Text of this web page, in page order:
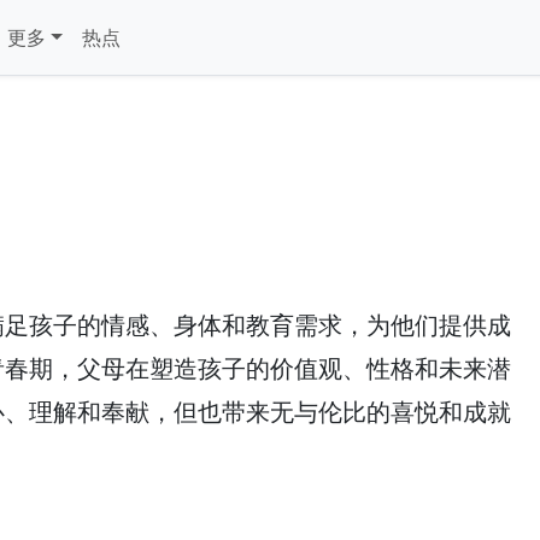
更多 热点
孩子的情感、身体和教育需求，为他们提供成
期，父母在塑造孩子的价值观、性格和未来潜
理解和奉献，但也带来无与伦比的喜悦和成就